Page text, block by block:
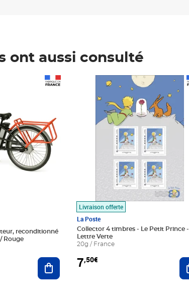
ont aussi consulté
reconditionné
Rouge
Ajouter au panier
Livraison offerte
La Poste
Collector 4 timbres - Le Petit Prince -
Lettre Verte
20g / France
7,50€
Prix 7,50€